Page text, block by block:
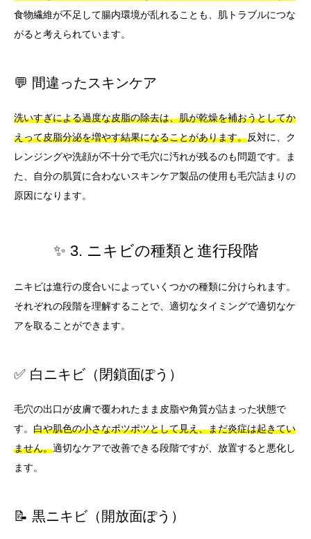
食物繊維が不足して腸内環境が乱れることも、肌トラブルにつな
がると考えられています。
💬 間違ったスキンケア
洗いすぎによる過度な皮脂の除去は、肌が乾燥を補おうとしてか
えって皮脂分泌を増やす結果になることがあります。反対に、ク
レンジングや洗顔が不十分で毛穴に汚れが残るのも問題です。ま
た、自分の肌質に合わないスキンケア製品の使用も毛穴詰まりの
原因になります。
✨ 3. ニキビの種類と進行段階
ニキビは進行の度合いによっていくつかの種類に分けられます。
それぞれの段階を理解することで、適切なタイミングで適切なケ
アを取ることができます。
✅ 白ニキビ（閉鎖面ぽう）
毛穴の出口が皮膚で覆われたまま皮脂や角質が詰まった状態で
す。 白や肌色の小さなポツポツとして見え、まだ炎症は起きてい
ません。適切なケアで改善できる段階ですが、放置すると悪化し
ます。
📝 黒ニキビ（開放面ぽう）